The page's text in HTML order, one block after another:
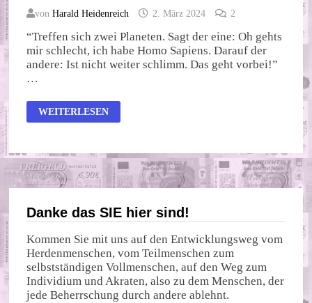
vonHarald Heidenreich 2. März 2024 2
“Treffen sich zwei Planeten. Sagt der eine: Oh gehts
mir schlecht, ich habe Homo Sapiens. Darauf der
andere: Ist nicht weiter schlimm. Das geht vorbei!”
…
KLIMAWANDEL
WEITERLESEN
Danke das SIE hier sind!
Kommen Sie mit uns auf den Entwicklungsweg vom
Herdenmenschen, vom Teilmenschen zum
selbstständigen Vollmenschen, auf den Weg zum
Individium und Akraten, also zu dem Menschen, der
jede Beherrschung durch andere ablehnt.